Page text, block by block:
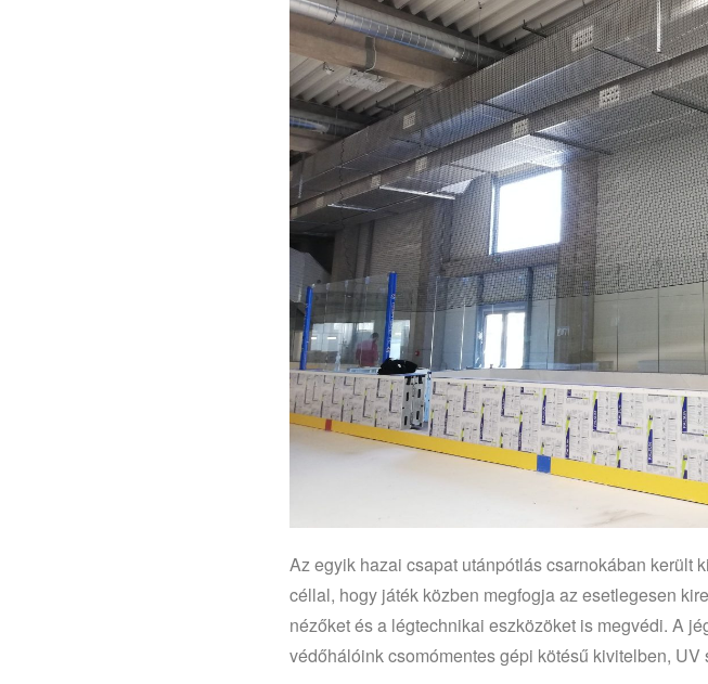
Az egyik hazai csapat utánpótlás csarnokában került
céllal, hogy játék közben megfogja az esetlegesen
nézőket és a légtechnikai eszközöket is megvédi. A
védőhálóink csomómentes gépi kötésű kivitelben,